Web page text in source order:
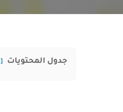
جدول المحتويات